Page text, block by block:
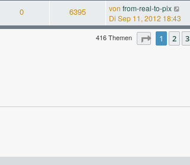
0 6395 von from-real-to-pix
Di Sep 11, 2012 18:43
416 Themen Seite 1von
1 2 3